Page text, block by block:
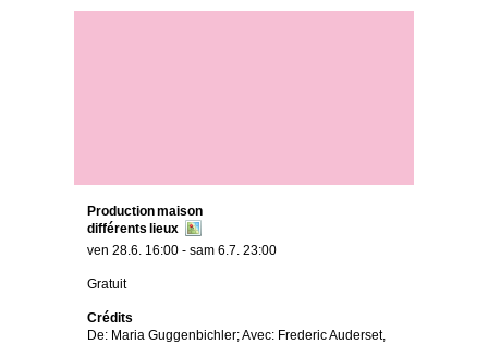
Production maison
différents lieux
ven 28.6. 16:00 - sam 6.7. 23:00
Gratuit
Crédits
De: Maria Guggenbichler; Avec: Frederic Auderset,